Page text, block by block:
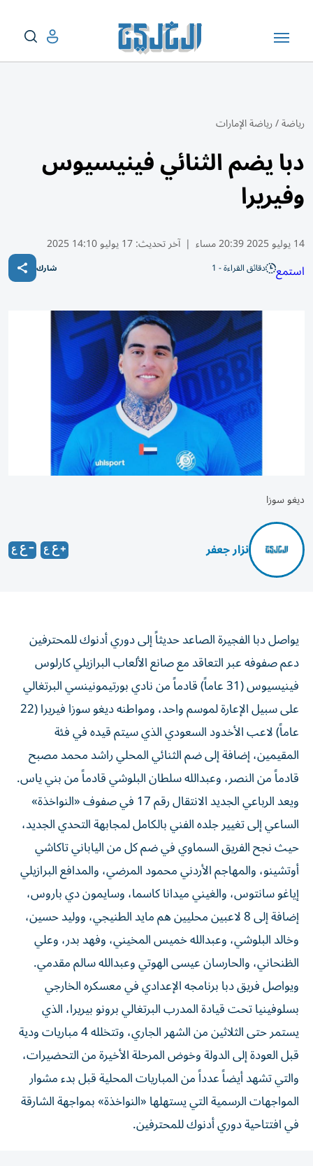
رياضة/رياضة الإمارات
دبا يضم الثنائي فينيسيوس
وفيريرا
14 يوليو 2025 20:39 مساء | آخر تحديث:17 يوليو 14:10 2025
استمع دقائق القراءة - 1 شارك
ديغو سوزا
نزار جعفر
يواصل دبا الفجيرة الصاعد حديثاً إلى دوري أدنوك للمحترفين
دعم صفوفه عبر التعاقد مع صانع الألعاب البرازيلي كارلوس
فينيسيوس (31 عاماً) قادماً من نادي بورتيمونينسي البرتغالي
على سبيل الإعارة لموسم واحد، ومواطنه ديغو سوزا فيريرا (22
عاماً) لاعب الأخدود السعودي الذي سيتم قيده في فئة
المقيمين، إضافة إلى ضم الثنائي المحلي راشد محمد مصبح
قادماً من النصر، وعبدالله سلطان البلوشي قادماً من بني ياس.
ويعد الرباعي الجديد الانتقال رقم 17 في صفوف «النواخذة»
الساعي إلى تغيير جلده الفني بالكامل لمجابهة التحدي الجديد،
حيث نجح الفريق السماوي في ضم كل من الياباني تاكاشي
أوتشينو، والمهاجم الأردني محمود المرضي، والمدافع البرازيلي
إياغو سانتوس، والغيني ميدانا كاسما، وسايمون دي باروس،
إضافة إلى 8 لاعبين محليين هم مايد الطنيجي، ووليد حسين،
وخالد البلوشي، وعبدالله خميس المخيني، وفهد بدر، وعلي
الظنحاني، والحارسان عيسى الهوتي وعبدالله سالم مقدمي.
ويواصل فريق دبا برنامجه الإعدادي في معسكره الخارجي
بسلوفينيا تحت قيادة المدرب البرتغالي برونو بيريرا، الذي
يستمر حتى الثلاثين من الشهر الجاري، وتتخلله 4 مباريات ودية
قبل العودة إلى الدولة وخوض المرحلة الأخيرة من التحضيرات،
والتي تشهد أيضاً عدداً من المباريات المحلية قبل بدء مشوار
المواجهات الرسمية التي يستهلها «النواخذة» بمواجهة الشارقة
في افتتاحية دوري أدنوك للمحترفين.